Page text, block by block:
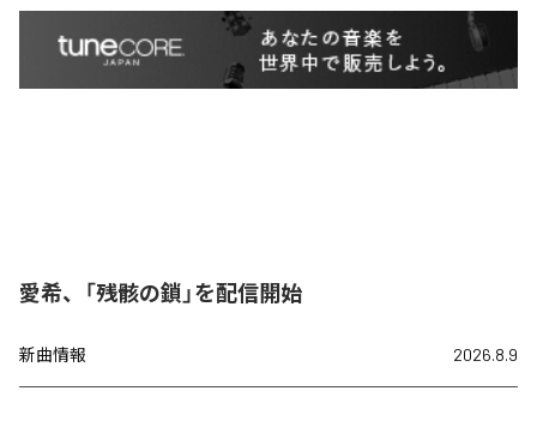
愛希、「残骸の鎖」を配信開始
新曲情報 2026.8.9